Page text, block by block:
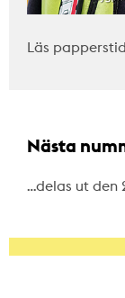
Läs
Nästa
…delas ut den